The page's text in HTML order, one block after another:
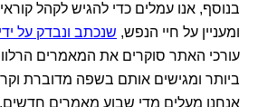
בנוסף, אנו עמלים כדי להגיש לקהל
ומעניין על חיי הנפש, שנכתב ונבדק על
עורכי האתר סוקרים את המאמרים
ביותר ומגישים אותם בשפה מדוברת
אנחנו מעלים מדי שבוע מאמרים